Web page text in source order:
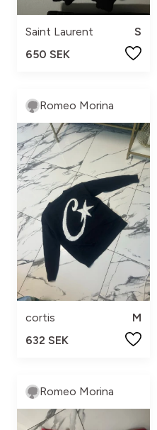
Saint Laurent
S
650 SEK
Romeo Morina
cortis
M
632 SEK
Romeo Morina